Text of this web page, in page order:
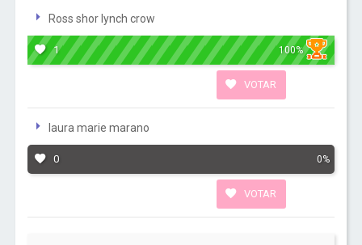
Ross shor lynch crow
1 100%
VOTAR
laura marie marano
0 0%
VOTAR